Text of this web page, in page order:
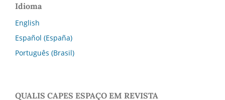
Idioma
English
Español (España)
Português (Brasil)
QUALIS CAPES ESPAÇO EM REVISTA